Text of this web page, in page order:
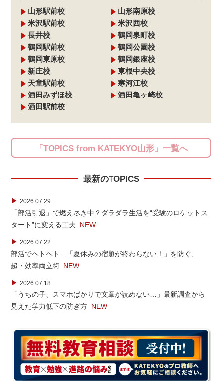
山形駅前校
山形南原校
米沢駅前校
米沢西校
長井校
鶴岡泉町校
鶴岡駅前校
鶴岡公園校
鶴岡東原校
鶴岡銀座校
新庄校
東根中央校
天童駅前校
寒河江校
酒田みずほ校
酒田亀ヶ崎校
酒田駅前校
「TOPICS from KATEKYO山形」一覧へ
最新のTOPICS
▶ 2026.07.29
「部活引退」で燃え尽き中？ダラダラ生活を“受験のロケットス
タート”に変える工夫 NEW
▶ 2026.07.22
部活でヘトヘト…「夏休みの宿題が終わらない！」を防ぐ、
超・効率両立術 NEW
▶ 2026.07.18
「うちの子、スマホばかりで文章が読めない…」最新調査から
見えた学力低下の防ぎ方 NEW